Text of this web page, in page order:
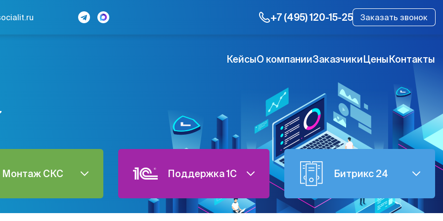
+7 (495) 120-15-25 Заказать звонок
КейсыО компанииЗаказчикиЦеныКонтакты
Монтаж СКС Поддержка 1C Битрикс 24